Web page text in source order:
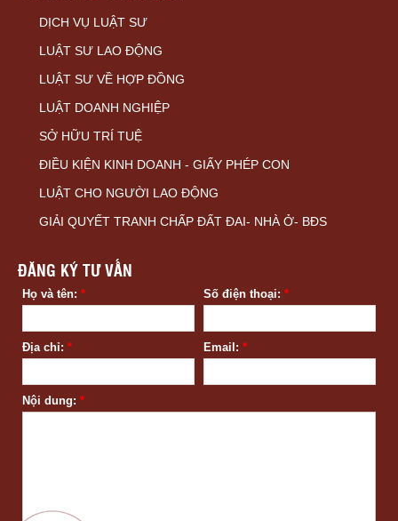
DỊCH VỤ LUẬT SƯ
LUẬT SƯ LAO ĐỘNG
LUẬT SƯ VỀ HỢP ĐỒNG
LUẬT DOANH NGHIỆP
SỞ HỮU TRÍ TUỆ
ĐIỀU KIỆN KINH DOANH - GIẤY PHÉP CON
LUẬT CHO NGƯỜI LAO ĐỘNG
GIẢI QUYẾT TRANH CHẤP ĐẤT ĐAI- NHÀ Ở- BĐS
ĐĂNG KÝ TƯ VẤN
Họ và tên: * Số điện thoại: *
Địa chỉ: * Email: *
Nội dung: *